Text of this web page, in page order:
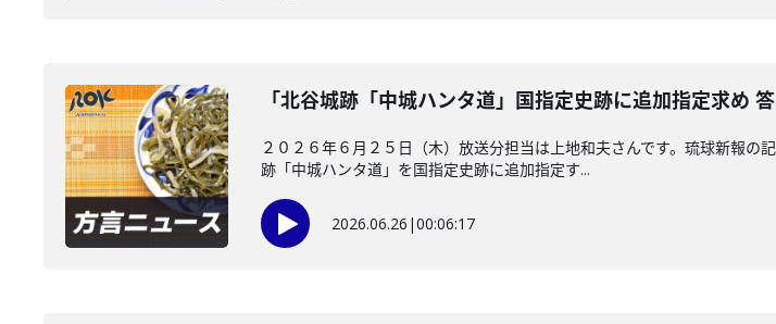
「北谷城跡「中城ハンタ道」国指定史跡に追加指定求め
２０２６年６月２５日（木）放送分担当は上地和夫さんです。琉球新報
跡「中城ハンタ道」を国指定史跡に追加指定す...
2026.06.26 |00:06:17